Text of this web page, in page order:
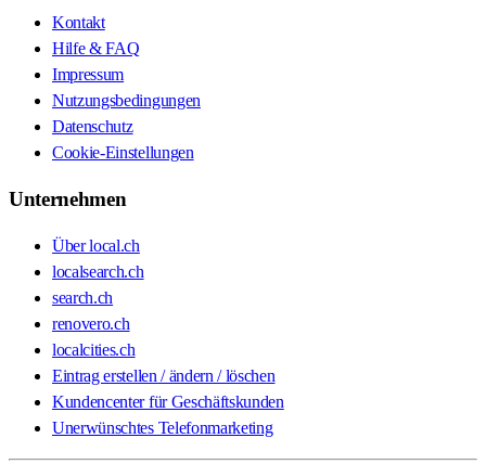
Kontakt
Hilfe & FAQ
Impressum
Nutzungsbedingungen
Datenschutz
Cookie-Einstellungen
Unternehmen
Über local.ch
localsearch.ch
search.ch
renovero.ch
localcities.ch
Eintrag erstellen / ändern / löschen
Kundencenter für Geschäftskunden
Unerwünschtes Telefonmarketing